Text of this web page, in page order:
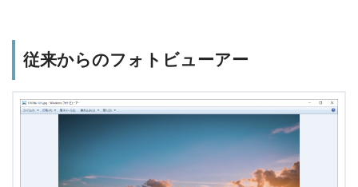
従来からのフォトビューアー